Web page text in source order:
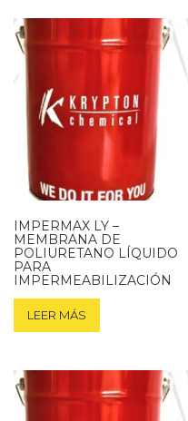
IMPERMAX LY –
MEMBRANA DE
POLIURETANO LÍQUIDO
PARA
IMPERMEABILIZACIÓN
LEER MÁS